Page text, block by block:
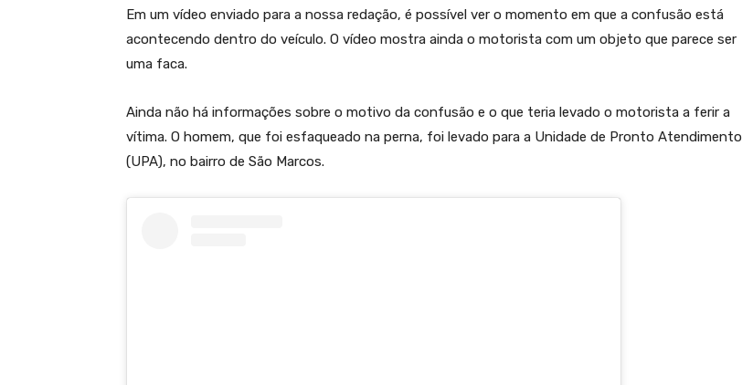
Em um vídeo enviado para a nossa redação, é possível ver o momento em que a confusão está
acontecendo dentro do veículo. O vídeo mostra ainda o motorista com um objeto que parece ser
uma faca.
Ainda não há informações sobre o motivo da confusão e o que teria levado o motorista a ferir a
vítima. O homem, que foi esfaqueado na perna, foi levado para a Unidade de Pronto Atendimento
(UPA), no bairro de São Marcos.